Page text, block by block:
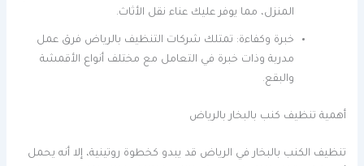
المنزل، مما يوفر عليك عناء نقل الأثاث.
خبرة وكفاءة: تمتلك شركات التنظيف بالرياض فرق عمل
مدربة وذات خبرة في التعامل مع مختلف أنواع الأقمشة
والبقع.
أهمية تنظيف كنب بالبخار بالرياض
تنظيف الكنب بالبخار في الرياض قد يبدو كخطوة روتينية، إلا أنه يحمل